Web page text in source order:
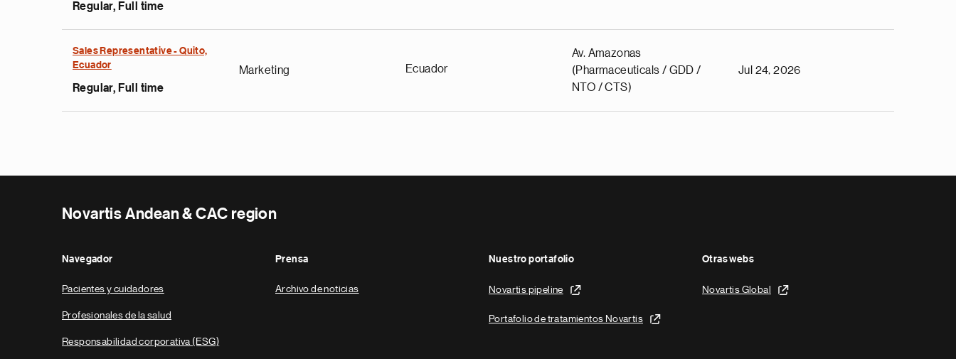
Regular, Full time
Sales Representative - Quito,
Ecuador
Regular, Full time
Marketing Ecuador
Av. Amazonas
(Pharmaceuticals / GDD /
NTO / CTS)
Jul 24, 2026
Novartis Andean & CAC region
Navegador
Pacientes y cuidadores
Profesionales de la salud
Responsabilidad corporativa (ESG)
Prensa
Archivo de noticias
Nuestro portafolio
Novartis pipeline
Portafolio de tratamientos Novartis
Otras webs
Novartis Global